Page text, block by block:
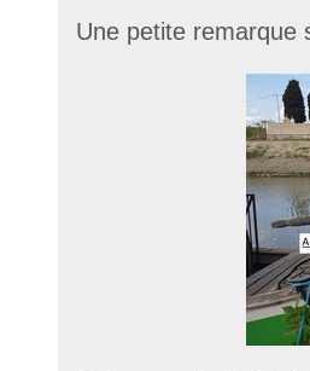
Une petite remarque